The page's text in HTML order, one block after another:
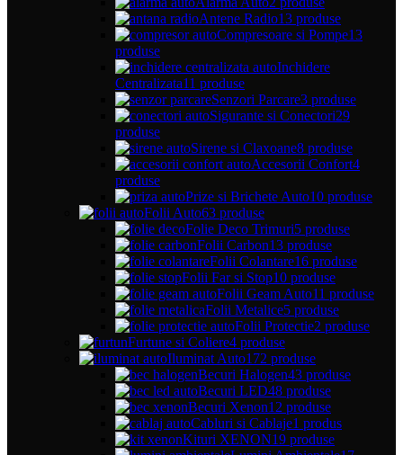
Antene Radio13 produse
Compresoare si Pompe13
produse
Inchidere
Centralizata11 produse
Senzori Parcare3 produse
Sigurante si Conectori29
produse
Sirene si Claxoane8 produse
Accesorii Confort4
produse
Prize si Brichete Auto10 produse
Folii Auto63 produse
Folie Deco Trimuri5 produse
Folii Carbon13 produse
Folii Colantare16 produse
Folii Far si Stop10 produse
Folii Geam Auto11 produse
Folii Metalice5 produse
Folii Protectie2 produse
Furtune si Coliere4 produse
Iluminat Auto172 produse
Becuri Halogen43 produse
Becuri LED48 produse
Becuri Xenon12 produse
Cabluri si Cablaje1 produs
Kituri XENON19 produse